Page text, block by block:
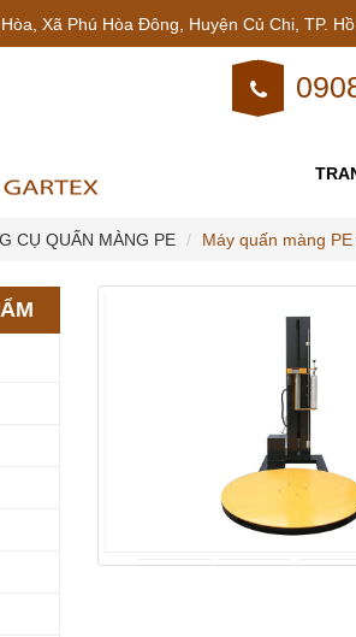
Xã Phú Hòa Đông, Huyện Củ Chi, TP.
CỤ QUẤN MÀNG PE Máy quấn màng